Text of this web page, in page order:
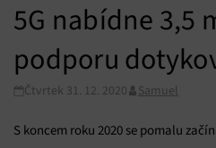
5G nabídne 3,5
podporu
Čtvrtek 31. 12. 2020 Samuel
S koncem roku 2020 se pomalu